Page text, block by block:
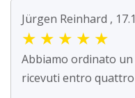
Jürgen Reinhard ,
★ ★ ★ ★ ★
Abbiamo ordinato
ricevuti entro quattro